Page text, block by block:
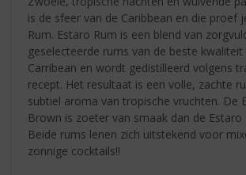
is de sfeer van de Caribbean en die proef
Rum. Estaro Rum is een blend van
geselecteerde rums van de beste kwaliteit
Carribean en wordt gedistilleerd volgens
recept. Het resultaat is een volle, zachte
subtiel aroma van tropische vruchten. De
Brown is zoeter van smaak dan de Estaro
Beide rums lenen zich uitstekend voor
zonnige cocktails!!